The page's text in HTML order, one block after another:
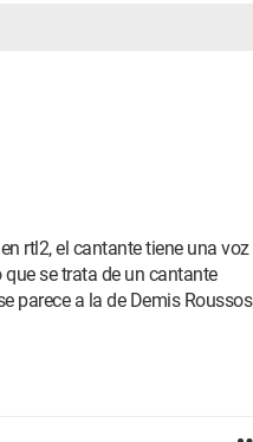
rtl2, el cantante tiene una voz
que se trata de un cantante
parece a la de Demis Roussos